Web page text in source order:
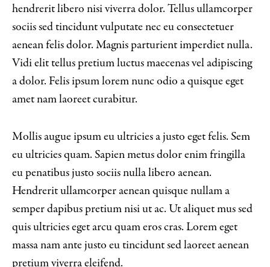
hendrerit libero nisi viverra dolor. Tellus ullamcorper
sociis sed tincidunt vulputate nec eu consectetuer
aenean felis dolor. Magnis parturient imperdiet nulla.
Vidi elit tellus pretium luctus maecenas vel adipiscing
a dolor. Felis ipsum lorem nunc odio a quisque eget
amet nam laoreet curabitur.
Mollis augue ipsum eu ultricies a justo eget felis. Sem
eu ultricies quam. Sapien metus dolor enim fringilla
eu penatibus justo sociis nulla libero aenean.
Hendrerit ullamcorper aenean quisque nullam a
semper dapibus pretium nisi ut ac. Ut aliquet mus sed
quis ultricies eget arcu quam eros cras. Lorem eget
massa nam ante justo eu tincidunt sed laoreet aenean
pretium viverra eleifend.